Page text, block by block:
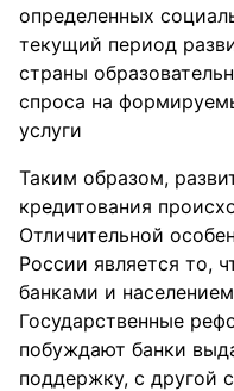
определенных
текущий период
страны
спроса на
услуги
Таким образом,
кредитования
Отличительной
России является то,
банками и
Государственные
побуждают банки
поддержку, с другой